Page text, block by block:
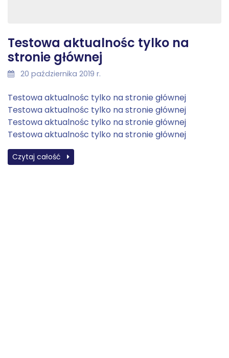
Testowa aktualnośc tylko na
stronie głównej
20 października 2019 r.
Testowa aktualnośc tylko na stronie głównej
Testowa aktualnośc tylko na stronie głównej
Testowa aktualnośc tylko na stronie głównej
Testowa aktualnośc tylko na stronie głównej
Czytaj całość